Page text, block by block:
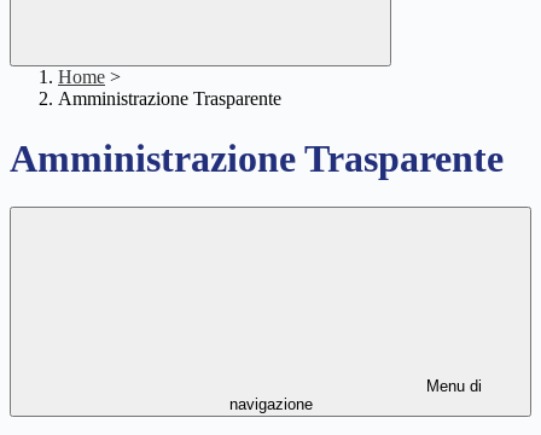
Home >
Amministrazione Trasparente
Amministrazione Trasparente
Menu di
navigazione